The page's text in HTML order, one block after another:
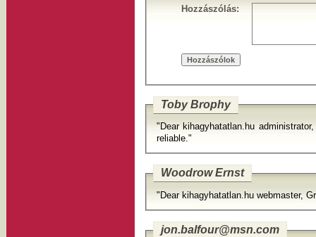
Hozzászólás:
Toby Brophy
"Dear kihagyhatatlan.hu
reliable."
Woodrow Ernst
"Dear kihagyhatatlan.hu webmaster,
jon.balfour@msn.com